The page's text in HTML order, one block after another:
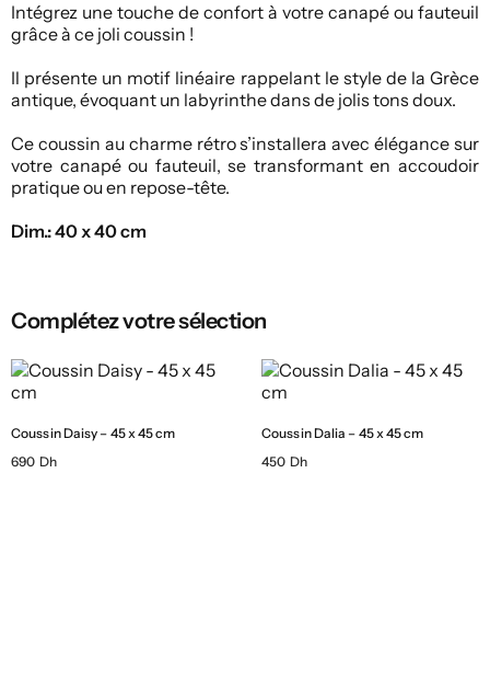
Intégrez une touche de confort à votre canapé ou fauteuil
grâce à ce joli coussin !
Il présente un motif linéaire rappelant le style de la Grèce
antique, évoquant un labyrinthe dans de jolis tons doux.
Ce coussin au charme rétro s’installera avec élégance sur
votre canapé ou fauteuil, se transformant en accoudoir
pratique ou en repose-tête.
Dim.: 40 x 40 cm
Complétez votre sélection
Coussin Daisy – 45 x 45 cm
690 Dh
Coussin Dalia – 45 x 45 cm
450 Dh